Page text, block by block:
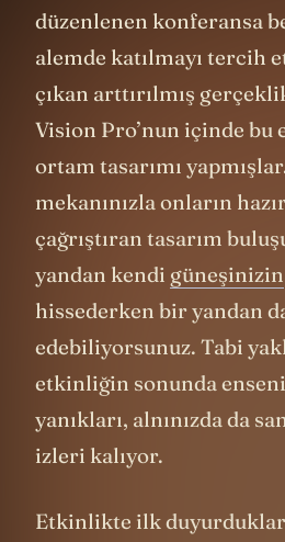
düzenlenen konferansa
alemde katılmayı tercih
çıkan arttırılmış
Vision Pro’nun içinde
ortam tasarımı
mekanınızla onların
çağrıştıran tasarım
yandan kendi güneşinizin
hissederken bir yandan
edebiliyorsunuz. Tabi
etkinliğin sonunda
yanıkları, alnınızda da
izleri kalıyor.
Etkinlikte ilk